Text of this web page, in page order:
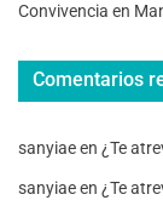
Convivencia en
Comentarios
sanyiaeen ¿Te
sanyiaeen ¿Te